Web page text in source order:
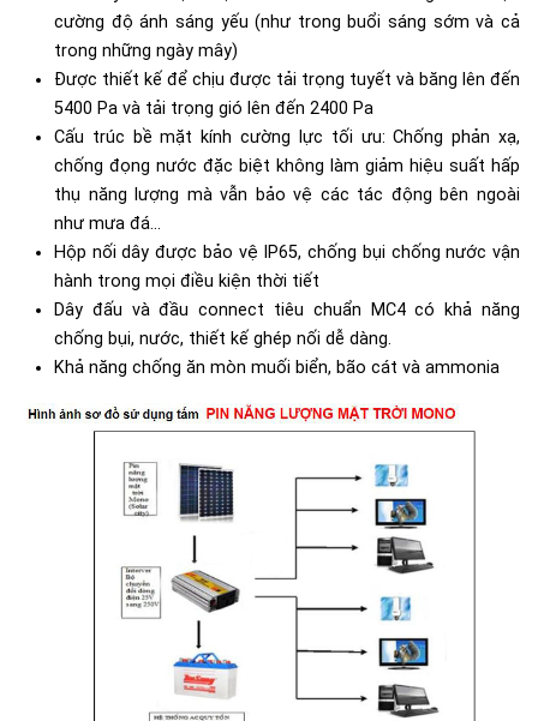
cường độ ánh sáng yếu (như trong buổi sáng sớm và cả
trong những ngày mây)
Được thiết kế để chịu được tải trọng tuyết và băng lên đến
5400 Pa và tải trọng gió lên đến 2400 Pa
Cấu trúc bề mặt kính cường lực tối ưu: Chống phản xạ,
chống đọng nước đặc biệt không làm giảm hiệu suất hấp
thụ năng lượng mà vẫn bảo vệ các tác động bên ngoài
như mưa đá...
Hộp nối dây được bảo vệ IP65, chống bụi chống nước vận
hành trong mọi điều kiện thời tiết
Dây đấu và đầu connect tiêu chuẩn MC4 có khả năng
chống bụi, nước, thiết kế ghép nối dễ dàng.
Khả năng chống ăn mòn muối biển, bão cát và ammonia​